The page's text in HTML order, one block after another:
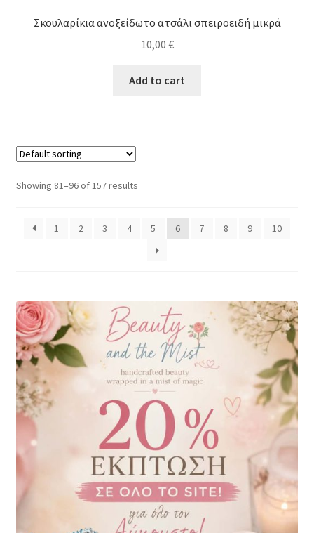
Σκουλαρίκια ανοξείδωτο ατσάλι σπειροειδή μικρά
10,00 €
Add to cart
Showing 81–96 of 157 results
1 2 3 4 5 6 7 8 9 10